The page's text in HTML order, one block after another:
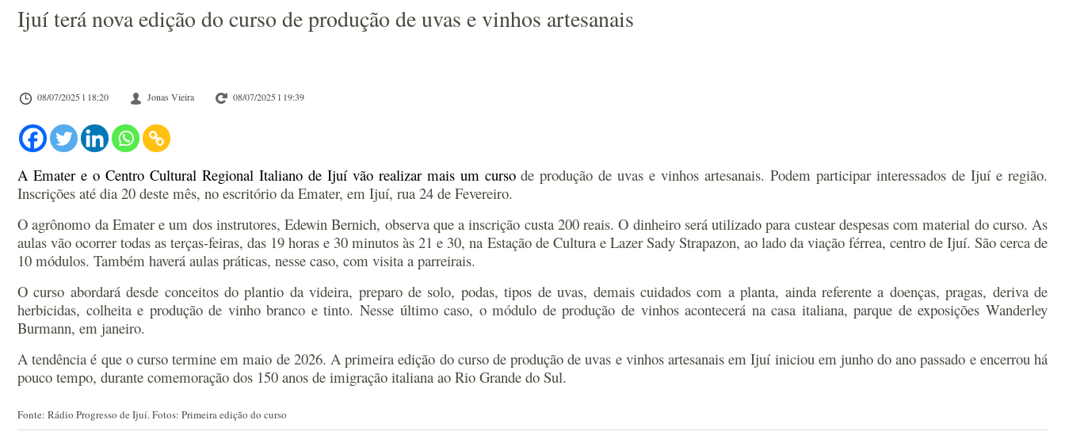
Ijuí terá nova edição do curso de produção de uvas e vinhos artesanais
08/07/2025 l 18:20 Jonas Vieira 08/07/2025 l 19:39
A Emater e o Centro Cultural Regional Italiano de Ijuí vão realizar mais um cursode produção de uvas e vinhos artesanais. Podem participar interessados de Ijuí e região.
Inscrições até dia 20 deste mês, no escritório da Emater, em Ijuí, rua 24 de Fevereiro.
O agrônomo da Emater e um dos instrutores, Edewin Bernich, observa que a inscrição custa 200 reais. O dinheiro será utilizado para custear despesas com material do curso. As
aulas vão ocorrer todas as terças-feiras, das 19 horas e 30 minutos às 21 e 30, na Estação de Cultura e Lazer Sady Strapazon, ao lado da viação férrea, centro de Ijuí. São cerca de
10 módulos. Também haverá aulas práticas, nesse caso, com visita a parreirais.
O curso abordará desde conceitos do plantio da videira, preparo de solo, podas, tipos de uvas, demais cuidados com a planta, ainda referente a doenças, pragas, deriva de
herbicidas, colheita e produção de vinho branco e tinto. Nesse último caso, o módulo de produção de vinhos acontecerá na casa italiana, parque de exposições Wanderley
Burmann, em janeiro.
A tendência é que o curso termine em maio de 2026. A primeira edição do curso de produção de uvas e vinhos artesanais em Ijuí iniciou em junho do ano passado e encerrou há
pouco tempo, durante comemoração dos 150 anos de imigração italiana ao Rio Grande do Sul.
Fonte: Rádio Progresso de Ijuí. Fotos: Primeira edição do curso